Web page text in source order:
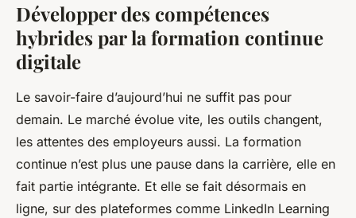
Développer des compétences
hybrides par la formation continue
digitale
Le savoir-faire d’aujourd’hui ne suffit pas pour
demain. Le marché évolue vite, les outils changent,
les attentes des employeurs aussi. La formation
continue n’est plus une pause dans la carrière, elle en
fait partie intégrante. Et elle se fait désormais en
ligne, sur des plateformes comme LinkedIn Learning